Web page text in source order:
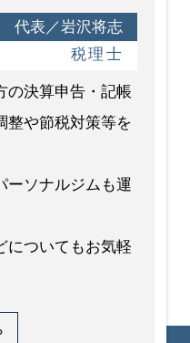
代表／岩沢将志
税理士
の決算申告・記帳
整や節税対策等を
ーソナルジムも運
についてもお気軽